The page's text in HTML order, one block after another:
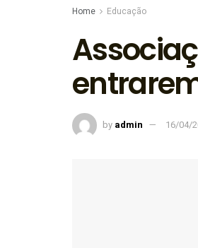
Home Educação
by admin 16/04/